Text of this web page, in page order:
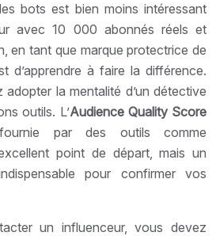
bots est bien moins intéressant
avec 10 000 abonnés réels et
en tant que marque protectrice de
d’apprendre à faire la différence.
la mentalité d’un détective
outils. L’Audience Quality Score
par des outils comme
point de départ, mais un
pour confirmer vos
un influenceur, vous devez